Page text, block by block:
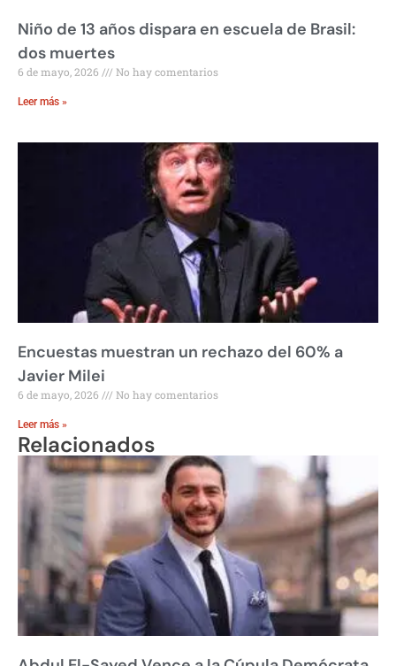
Niño de 13 años dispara en escuela de Brasil:
dos muertes
6 de mayo, 2026 No hay comentarios
Leer más »
Encuestas muestran un rechazo del 60% a
Javier Milei
6 de mayo, 2026 No hay comentarios
Leer más »
Relacionados